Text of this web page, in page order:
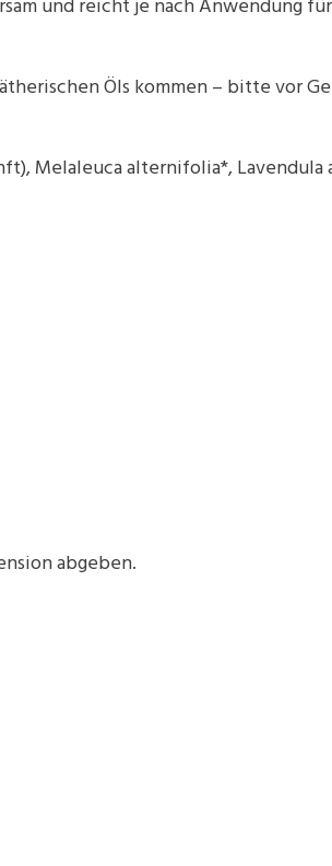
und reicht je nach Anwendung
Öls kommen – bitte vor
alternifolia*, Lavendula
abgeben.